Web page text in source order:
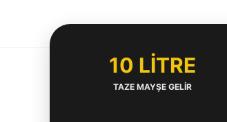
10 LİTRE
TAZE MAYŞE GELIR